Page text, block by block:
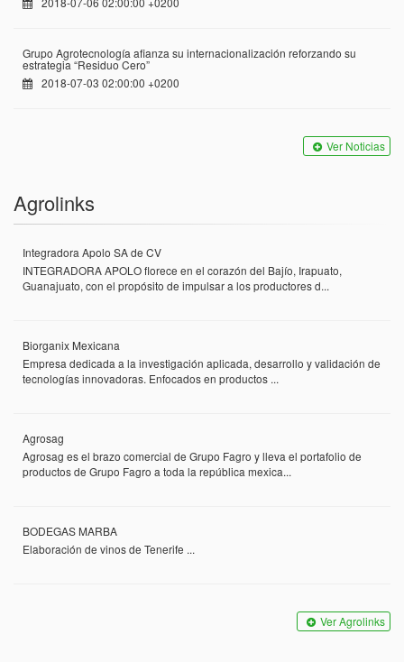
Grupo Agrotecnología afianza su internacionalización reforzando su
estrategia “Residuo Cero”
2018-07-03 02:00:00 +0200
Ver Noticias
Agrolinks
Integradora Apolo SA de CV
INTEGRADORA APOLO florece en el corazón del Bajío, Irapuato,
Guanajuato, con el propósito de impulsar a los productores d...
Biorganix Mexicana
Empresa dedicada a la investigación aplicada, desarrollo y validación de
tecnologías innovadoras. Enfocados en productos ...
Agrosag
Agrosag es el brazo comercial de Grupo Fagro y lleva el portafolio de
productos de Grupo Fagro a toda la república mexica...
BODEGAS MARBA
Elaboración de vinos de Tenerife ...
Ver Agrolinks